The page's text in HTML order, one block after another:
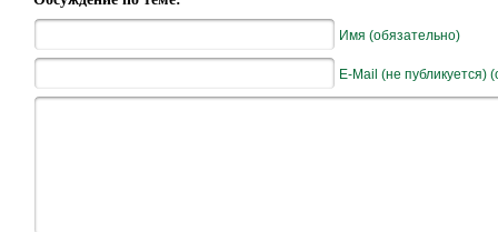
Имя (обязательно)
E-Mail (не публикуется)